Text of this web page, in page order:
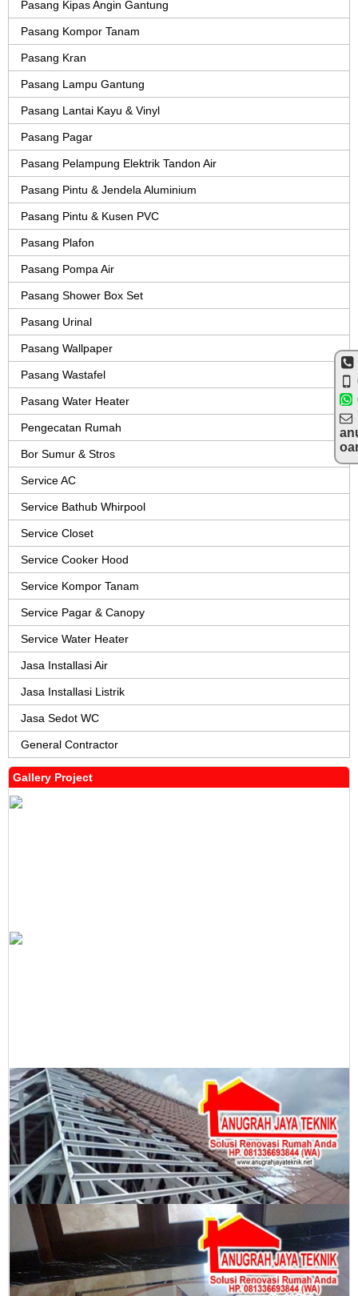
Pasang Kipas Angin Gantung
Pasang Kompor Tanam
Pasang Kran
Pasang Lampu Gantung
Pasang Lantai Kayu & Vinyl
Pasang Pagar
Pasang Pelampung Elektrik Tandon Air
Pasang Pintu & Jendela Aluminium
Pasang Pintu & Kusen PVC
Pasang Plafon
Pasang Pompa Air
Pasang Shower Box Set
Pasang Urinal
Pasang Wallpaper
Pasang Wastafel
Pasang Water Heater
Pengecatan Rumah
Bor Sumur & Stros
Service AC
Service Bathub Whirpool
Service Closet
Service Cooker Hood
Service Kompor Tanam
Service Pagar & Canopy
Service Water Heater
Jasa Installasi Air
Jasa Installasi Listrik
Jasa Sedot WC
General Contractor
Gallery Project